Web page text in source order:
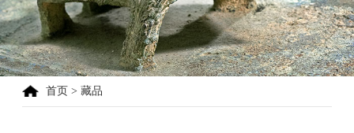
首页 > 藏品